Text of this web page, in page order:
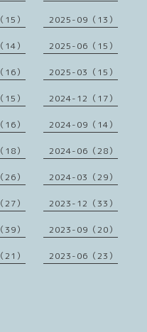
） 2025-09（13）
） 2025-06（15）
） 2025-03（15）
） 2024-12（17）
） 2024-09（14）
） 2024-06（28）
） 2024-03（29）
） 2023-12（33）
） 2023-09（20）
） 2023-06（23）